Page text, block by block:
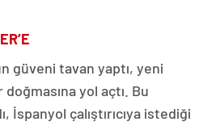
güveni tavan yaptı, yeni
yol açtı. Bu
İspanyol çalıştırıcıya istediği